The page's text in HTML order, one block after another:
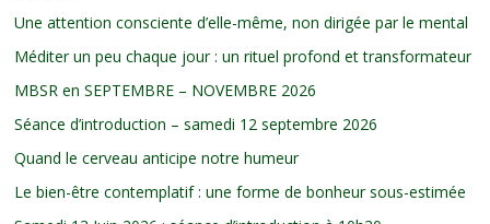
Une attention consciente d’elle-même, non dirigée par le mental
Méditer un peu chaque jour : un rituel profond et transformateur
MBSR en SEPTEMBRE – NOVEMBRE 2026
Séance d’introduction – samedi 12 septembre 2026
Quand le cerveau anticipe notre humeur
Le bien-être contemplatif : une forme de bonheur sous-estimée